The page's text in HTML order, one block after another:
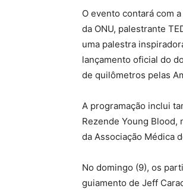
O evento contará com
da ONU, palestrante
uma palestra
lançamento oficial do
de quilômetros pelas
A programação inclui
Rezende Young
da Associação Médica
No domingo (9), os
guiamento de Jeff